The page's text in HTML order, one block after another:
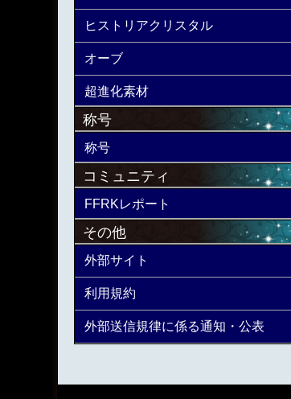
ヒストリアクリスタル
オーブ
超進化素材
称号
称号
コミュニティ
FFRKレポート
その他
外部サイト
利用規約
外部送信規律に係る通知・公表